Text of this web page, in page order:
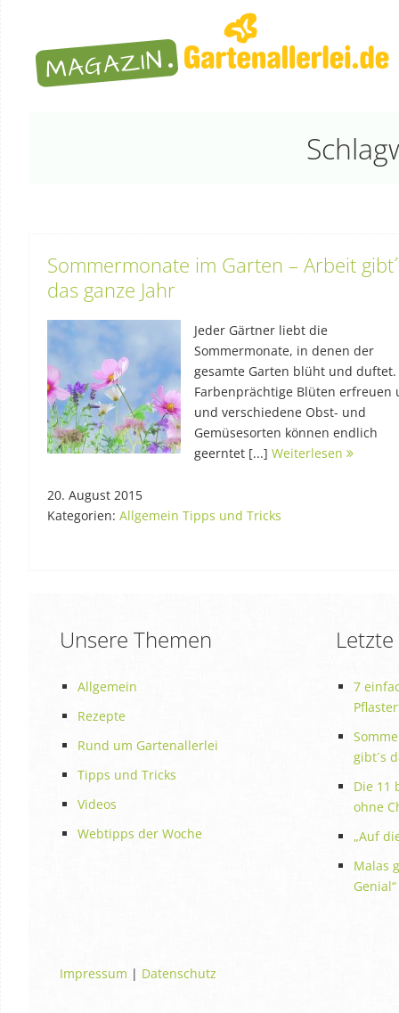
Sommermonate im Garten – Arbeit
das ganze Jahr
Jeder Gärtner liebt die
Sommermonate, in denen der
gesamte Garten blüht und duftet.
Farbenprächtige Blüten erfreuen
und verschiedene Obst- und
Gemüsesorten können endlich
geerntet [...] Weiterlesen
20. August 2015
Kategorien: Allgemein Tipps und Tricks
Unsere Themen
Allgemein
Rezepte
Rund um Gartenallerlei
Tipps und Tricks
Videos
Webtipps der Woche
7
gibt´s
Die 11
ohne
„Auf
Malas
Genial“
Impressum | Datenschutz